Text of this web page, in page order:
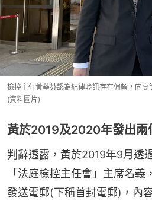
檢控主任黃華芬認為紀律聆訊存在偏頗，向高
(資料圖片)
黃於2019及2020年發出兩
判辭透露，黃於2019年9月透
「法庭檢控主任會」主席名義
發送電郵(下稱首封電郵)，內